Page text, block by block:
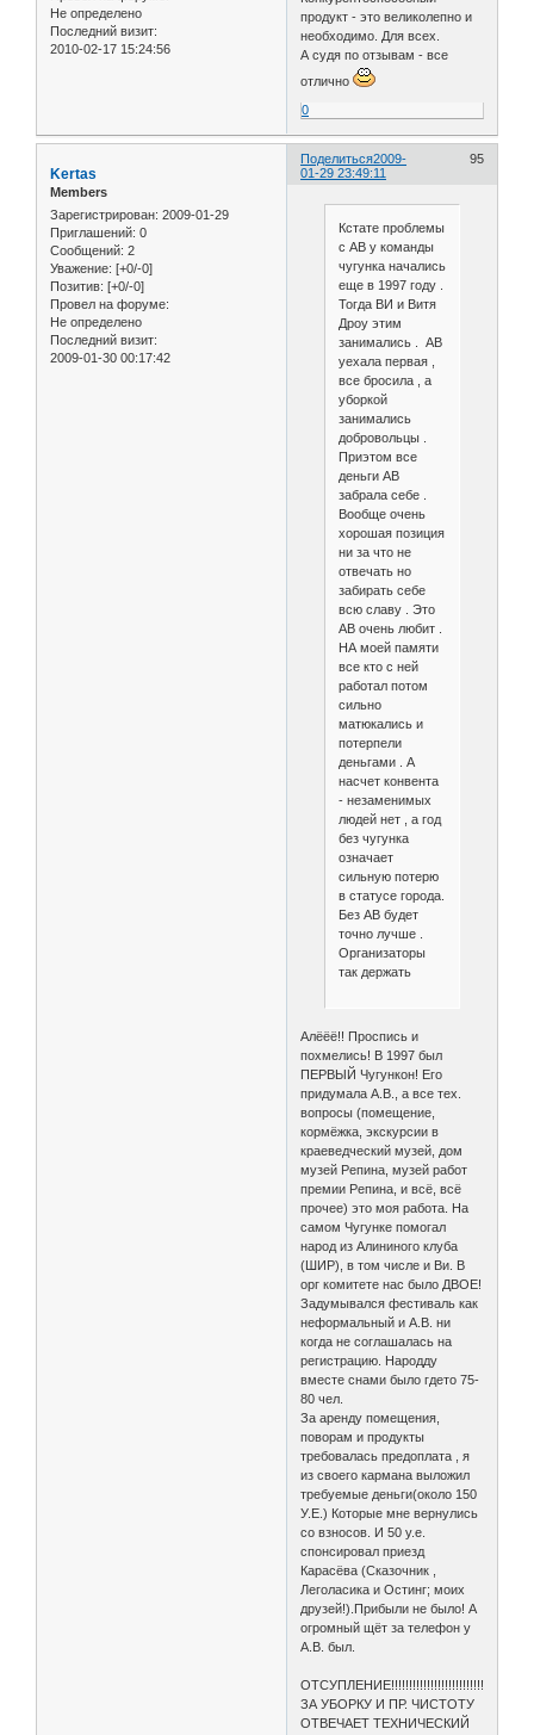
Не определено
Последний визит:
2010-02-17 15:24:56
продукт - это великолепно и
необходимо. Для всех.
А судя по отзывам - все
отлично
0
Поделиться 95
2009-
01-29 23:49:11
Kertas
Members
Зарегистрирован: 2009-01-29
Приглашений: 0
Сообщений: 2
Уважение: [+0/-0]
Позитив: [+0/-0]
Провел на форуме:
Не определено
Последний визит:
2009-01-30 00:17:42
Кстате проблемы
с АВ у команды
чугунка начались
еще в 1997 году .
Тогда ВИ и Витя
Дроу этим
занимались . АВ
уехала первая ,
все бросила , а
уборкой
занимались
добровольцы .
Приэтом все
деньги АВ
забрала себе .
Вообще очень
хорошая позиция
ни за что не
отвечать но
забирать себе
всю славу . Это
АВ очень любит .
НА моей памяти
все кто с ней
работал потом
сильно
матюкались и
потерпели
деньгами . А
насчет конвента
- незаменимых
людей нет , а год
без чугунка
означает
сильную потерю
в статусе города.
Без АВ будет
точно лучше .
Организаторы
так держать
Алёёё!! Проспись и
похмелись! В 1997 был
ПЕРВЫЙ Чугункон! Его
придумала А.В., а все тех.
вопросы (помещение,
кормёжка, экскурсии в
краеведческий музей, дом
музей Репина, музей работ
премии Репина, и всё, всё
прочее) это моя работа. На
самом Чугунке помогал
народ из Алининого клуба
(ШИР), в том числе и Ви. В
орг комитете нас было ДВОЕ!
Задумывался фестиваль как
неформальный и А.В. ни
когда не соглашалась на
регистрацию. Народду
вместе снами было гдето 75-
80 чел.
За аренду помещения,
поворам и продукты
требовалась предоплата , я
из своего кармана выложил
требуемые деньги(около 150
У.Е.) Которые мне вернулись
со взносов. И 50 у.е.
спонсировал приезд
Карасёва (Сказочник ,
Леголасика и Остинг; моих
друзей!).Прибыли не было! А
огромный щёт за телефон у
А.В. был.
ОТСУПЛЕНИЕ!!!!!!!!!!!!!!!!!!!!!!!!!!!!!!!!
ЗА УБОРКУ И ПР. ЧИСТОТУ
ОТВЕЧАЕТ ТЕХНИЧЕСКИЙ